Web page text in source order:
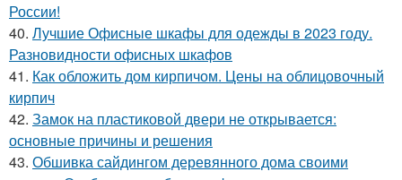
России!
40. Лучшие Офисные шкафы для одежды в 2023 году.
Разновидности офисных шкафов
41. Как обложить дом кирпичом. Цены на облицовочный
кирпич
42. Замок на пластиковой двери не открывается:
основные причины и решения
43. Обшивка сайдингом деревянного дома своими